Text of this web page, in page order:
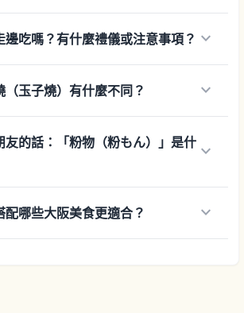
邊吃嗎？有什麼禮儀或注意事項？ keyboard_arrow_down
（玉子燒）有什麼不同？ keyboard_arrow_down
友的話：「粉物（粉もん）」是什 keyboard_arrow_down
配哪些大阪美食更適合？ keyboard_arrow_down